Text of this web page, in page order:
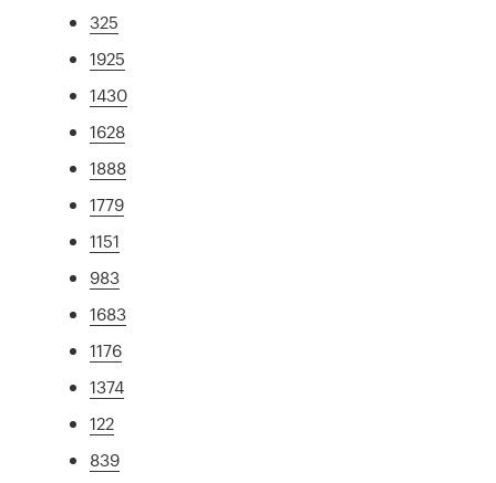
325
1925
1430
1628
1888
1779
1151
983
1683
1176
1374
122
839